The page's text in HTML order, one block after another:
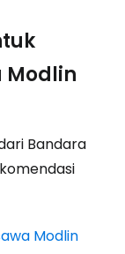
Modlin
Bandara
Modlin